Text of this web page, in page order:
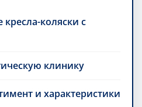
коляски с
клинику
и характеристики